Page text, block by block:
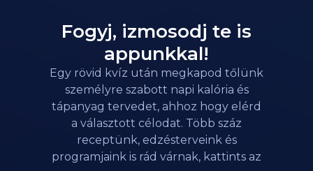
Fogyj, izmosodj te is
appunkkal!
Egy rövid kvíz után megkapod tőlünk
személyre szabott napi kalória és
tápanyag tervedet, ahhoz hogy elérd
a választott célodat. Több száz
receptünk, edzésterveink és
programjaink is rád várnak, kattints az